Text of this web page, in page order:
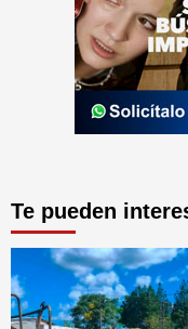
Te pueden